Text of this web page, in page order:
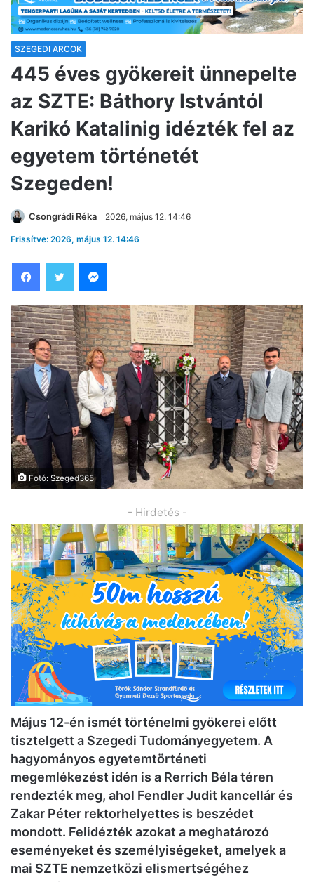
SZEGEDI ARCOK
445 éves gyökereit ünnepelte
az SZTE: Báthory Istvántól
Karikó Katalinig idézték fel az
egyetem történetét
Szegeden!
Csongrádi Réka 2026, május 12. 14:46
Frissítve: 2026, május 12. 14:46
Fotó: Szeged365
- Hirdetés -
Május 12-én ismét történelmi gyökerei előtt
tisztelgett a Szegedi Tudományegyetem. A
hagyományos egyetemtörténeti
megemlékezést idén is a Rerrich Béla téren
rendezték meg, ahol Fendler Judit kancellár és
Zakar Péter rektorhelyettes is beszédet
mondott. Felidézték azokat a meghatározó
eseményeket és személyiségeket, amelyek a
mai SZTE nemzetközi elismertségéhez